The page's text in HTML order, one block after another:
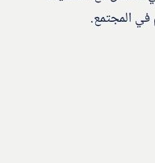
في المجتمع.